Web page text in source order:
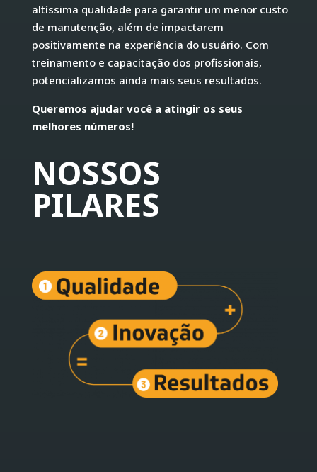
altíssima qualidade para garantir um menor custo
de manutenção, além de impactarem
positivamente na experiência do usuário. Com
treinamento e capacitação dos profissionais,
potencializamos ainda mais seus resultados.
Queremos ajudar você a atingir os seus
melhores números!
NOSSOS
PILARES